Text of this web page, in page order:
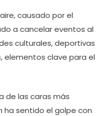
causado por el
a cancelar eventos al
culturales, deportivas
elementos clave para el
de las caras más
ha sentido el golpe con